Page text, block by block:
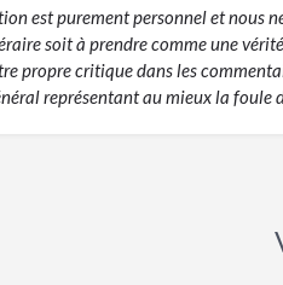
est purement personnel et nous
soit à prendre comme une
propre critique dans les
représentant au mieux la foule